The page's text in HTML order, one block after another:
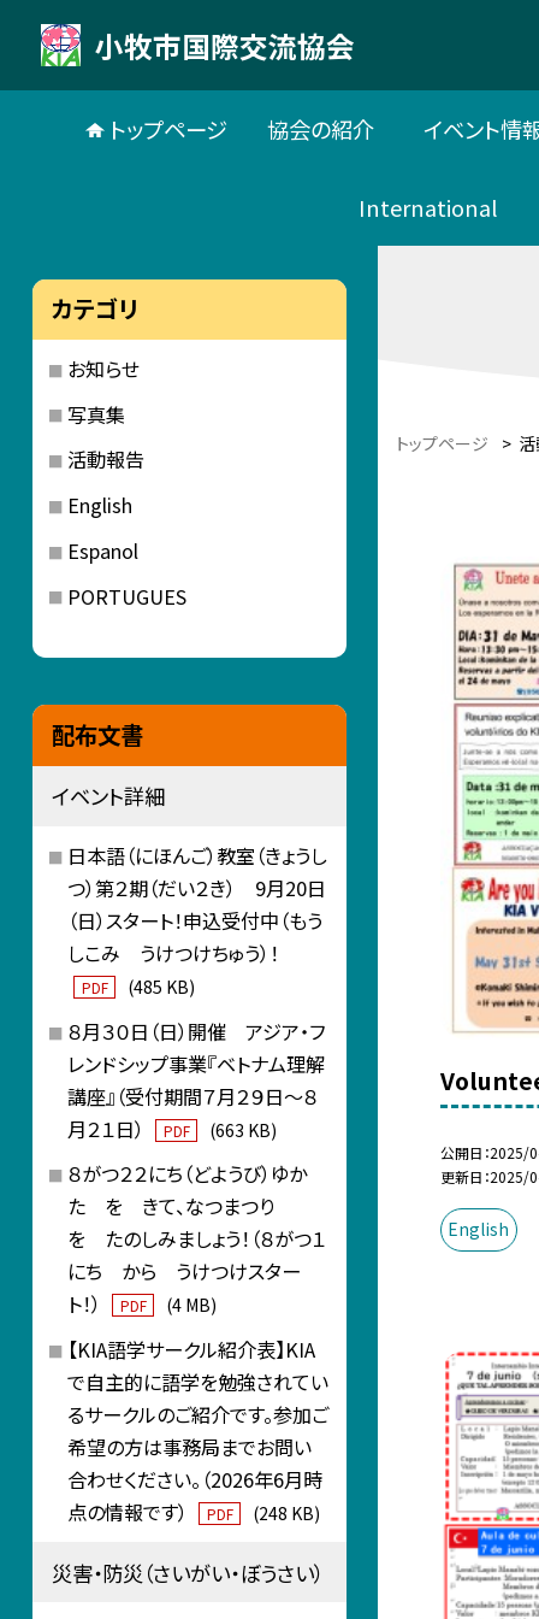
小牧市国際交流協会
トップページ 協会の紹介 イベント情
International
トップページ >
公開日 2025/
更新日 2025/
English
カテゴリ
お知らせ
写真集
活動報告
English
Espanol
PORTUGUES
配布文書
イベント詳細
日本語（にほんご）教室（きょうし
つ）第２期（だい２き） 9月20日
（日）スタート！申込受付中（もう
しこみ うけつけちゅう）！
PDF (485 KB)
８月３０日（日）開催 アジア・フ
レンドシップ事業『ベトナム理解
講座』（受付期間７月２９日～８
月２１日）
PDF (663 KB)
８がつ２２にち（どようび）ゆか
た を きて、なつまつり
を たのしみましょう！（８がつ１
にち から うけつけスター
ト！）
PDF (4 MB)
【KIA語学サークル紹介表】KIA
で自主的に語学を勉強されてい
るサークルのご紹介です。参加ご
希望の方は事務局までお問い
合わせください。（2026年6月時
点の情報です）
PDF (248 KB)
災害・防災（さいがい・ぼうさい）